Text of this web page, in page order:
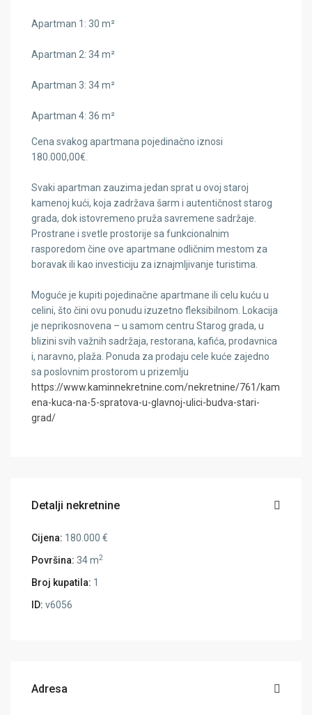
Apartman 1: 30 m²
Apartman 2: 34 m²
Apartman 3: 34 m²
Apartman 4: 36 m²
Cena svakog apartmana pojedinačno iznosi
180.000,00€.
Svaki apartman zauzima jedan sprat u ovoj staroj
kamenoj kući, koja zadržava šarm i autentičnost starog
grada, dok istovremeno pruža savremene sadržaje.
Prostrane i svetle prostorije sa funkcionalnim
rasporedom čine ove apartmane odličnim mestom za
boravak ili kao investiciju za iznajmljivanje turistima.
Moguće je kupiti pojedinačne apartmane ili celu kuću u
celini, što čini ovu ponudu izuzetno fleksibilnom. Lokacija
je neprikosnovena – u samom centru Starog grada, u
blizini svih važnih sadržaja, restorana, kafića, prodavnica
i, naravno, plaža. Ponuda za prodaju cele kuće zajedno
sa poslovnim prostorom u prizemlju
https://www.kaminnekretnine.com/nekretnine/761/kam
ena-kuca-na-5-spratova-u-glavnoj-ulici-budva-stari-
grad/
Detalji nekretnine
Cijena: 180.000 €
Površina: 34 m2
Broj kupatila: 1
ID: v6056
Adresa